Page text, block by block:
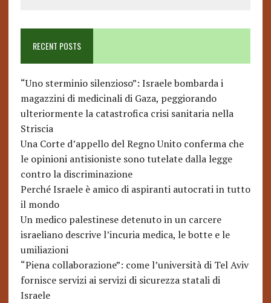
RECENT POSTS
“Uno sterminio silenzioso”: Israele bombarda i
magazzini di medicinali di Gaza, peggiorando
ulteriormente la catastrofica crisi sanitaria nella
Striscia
Una Corte d’appello del Regno Unito conferma che
le opinioni antisioniste sono tutelate dalla legge
contro la discriminazione
Perché Israele è amico di aspiranti autocrati in tutto
il mondo
Un medico palestinese detenuto in un carcere
israeliano descrive l’incuria medica, le botte e le
umiliazioni
“Piena collaborazione”: come l’università di Tel Aviv
fornisce servizi ai servizi di sicurezza statali di
Israele